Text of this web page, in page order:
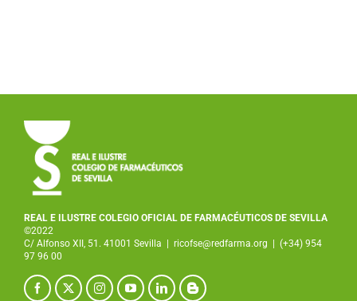
REAL E ILUSTRE COLEGIO OFICIAL DE FARMACÉUTICOS DE SEVILLA
©2022
C/ Alfonso XII, 51. 41001 Sevilla
ricofse@redfarma.org
(+34) 954
97 96 00